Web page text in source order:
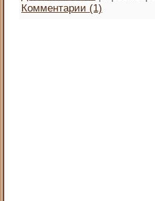
Комментарии (1)